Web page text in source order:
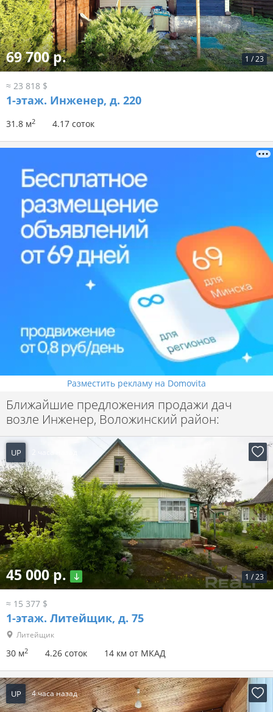
1 /23
69 700 р.
≈ 23 818 $
1-этаж. Инженер, д. 220
31.8 м2 4.17 соток
Разместить рекламу на Domovita
Ближайшие предложения продажи дач
возле Инженер, Воложинский район:
UP
1 /23
45 000 р.
≈ 15 377 $
1-этаж. Литейщик, д. 75
Литейщик
30 м2 4.26 соток 14 км от МКАД
UP 4 часа назад